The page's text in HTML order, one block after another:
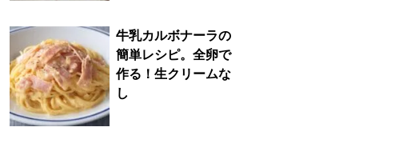
牛乳カルボナーラの
簡単レシピ。全卵で
作る！生クリームな
し